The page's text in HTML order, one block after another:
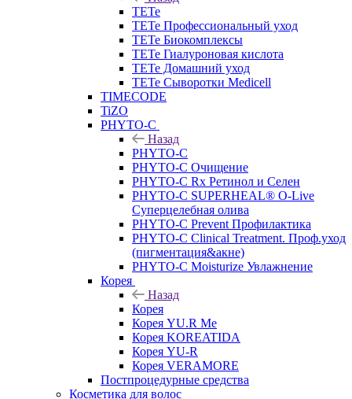
TETe
TETe Профессиональный уход
TETe Биокомплексы
TETe Гиалуроновая кислота
TETe Домашний уход
TETe Сыворотки Medicell
TIMECODE
TiZO
PHYTO-C
Назад
PHYTO-C
PHYTO-C Очищение
PHYTO-C Rx Ретинол и Селен
PHYTO-C SUPERHEAL® O-Live
Суперцелебная олива
PHYTO-C Prevent Профилактика
PHYTO-C Clinical Treatment. Проф.уход
(пигментация&акне)
PHYTO-C Moisturize Увлажнение
Корея
Назад
Корея
Корея YU.R Me
Корея KOREATIDA
Корея YU-R
Корея VERAMORE
Постпроцедурные средства
Косметика для волос